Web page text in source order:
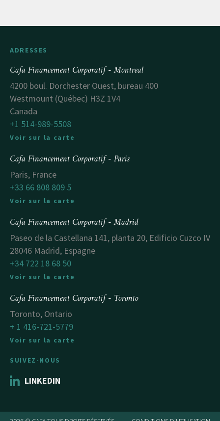
ADRESSES
Cafa Financement Corporatif - Montreal
4200 boul. Dorchester Ouest, bureau 400
Westmount (Québec) H3Z 1V4
Canada
+1 514-989-5508
Voir sur la carte
Cafa Financement Corporatif - Paris
Paris, France
+33 66 808 809 5
Voir sur la carte
Cafa Financement Corporatif - Madrid
Paseo de la Castellana 141, planta 20, Edificio Cuzco IV
28046 Madrid, Espagne
+34 722 18 68 50
Voir sur la carte
Cafa Financement Corporatif - Toronto
Toronto, Ontario
+ 1 416-721-5779
Voir sur la carte
SUIVEZ-NOUS
LINKEDIN